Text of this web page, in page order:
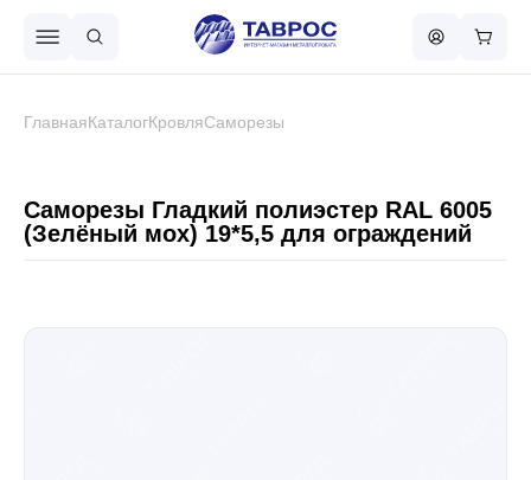
Металлочерепица
ГлавнаяКаталогКровляСаморезы
Саморезы Гладкий полиэстер RAL 6005
(Зелёный мох) 19*5,5 для ограждений